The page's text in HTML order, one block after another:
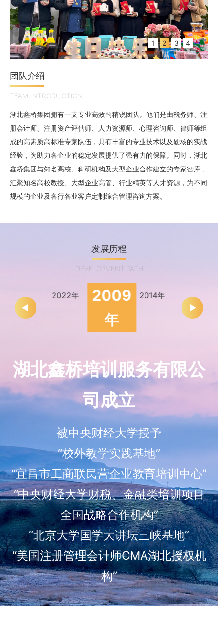
1 2 3 4
团队介绍
TEAM INTRODUCTION
湖北鑫桥集团拥有一支专业高效的精锐团队。他们是由税务师、注
册会计师、注册资产评估师、人力资源师、心理咨询师、律师等组
成的高素质高标准专家队伍，具有丰富的专业技术以及硬核的实战
经验，为助力各企业的稳定发展提供了强有力的保障。同时，湖北
鑫桥集团与知名高校、科研机构及大型企业合作建立的专家智库，
汇聚知名高校教授、大型企业高管、行业精英等人才资源，为不同
规模的企业及各行各业客户定制综合管理咨询方案。
发展历程
DEVELOPMENT PATH
2021年 2022年
2009
年
2014年 2015年
湖北鑫桥培训服务有限公
司成立
被中央财经大学授予
“校外教学实践基地”
“宜昌市工商联民营企业教育培训中心”
“中央财经大学财税、金融类培训项目
全国战略合作机构”
“北京大学国学大讲坛三峡基地”
“美国注册管理会计师CMA湖北授权机
构”